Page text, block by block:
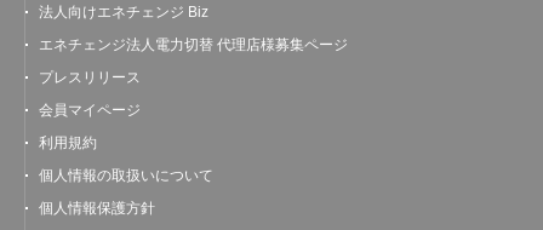
法人向けエネチェンジ Biz
エネチェンジ法人電力切替 代理店様募集ページ
プレスリリース
会員マイページ
利用規約
個人情報の取扱いについて
個人情報保護方針